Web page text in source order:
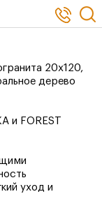
.
20х120,
дерево
и FOREST
уход и